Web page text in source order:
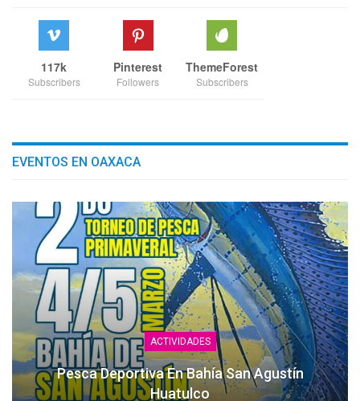
117k
Subscribers
Pinterest
Followers
ThemeForest
Subscribers
EVENTOS EN OAXACA
ACTIVIDADES
Pesca Deportiva En Bahía San Agustín
Huatulco